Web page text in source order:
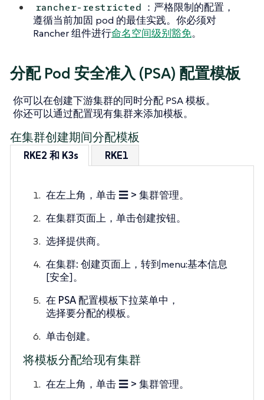
rancher-restricted ：严格限制的配置，
遵循当前加固 pod 的最佳实践。你必须对
Rancher 组件进行命名空间级别豁免。
分配 Pod 安全准入 (PSA) 配置模板
你可以在创建下游集群的同时分配 PSA 模板。
你还可以通过配置现有集群来添加模板。
在集群创建期间分配模板
RKE2 和 K3s RKE1
在左上角，单击 ☰ > 集群管理。
在集群页面上，单击创建按钮。
选择提供商。
在集群: 创建页面上，转到menu:基本信息
[安全]。
在 PSA 配置模板下拉菜单中，
选择要分配的模板。
单击创建。
将模板分配给现有集群
在左上角，单击 ☰ > 集群管理。